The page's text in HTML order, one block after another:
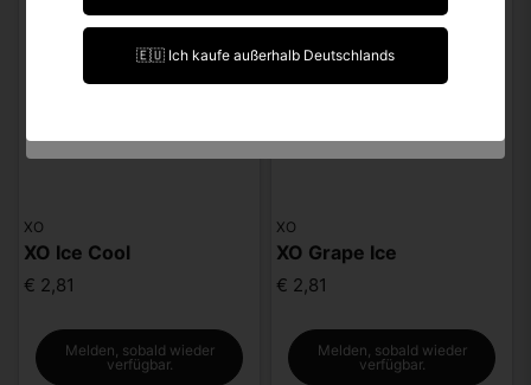
XO
XO Ice Cool
€ 2,81
Melden, sobald wieder
verfügbar.
XO
XO Grape Ice
€ 2,81
Melden, sobald wieder
verfügbar.
Ich bin über 18 Jahre alt.
Ich bin unter 18 Jahre alt.
🇪🇺 Ich kaufe außerhalb Deutschlands